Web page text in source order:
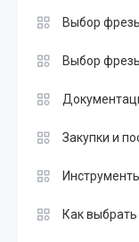
Выбор
Выбор
Закупки и
Как